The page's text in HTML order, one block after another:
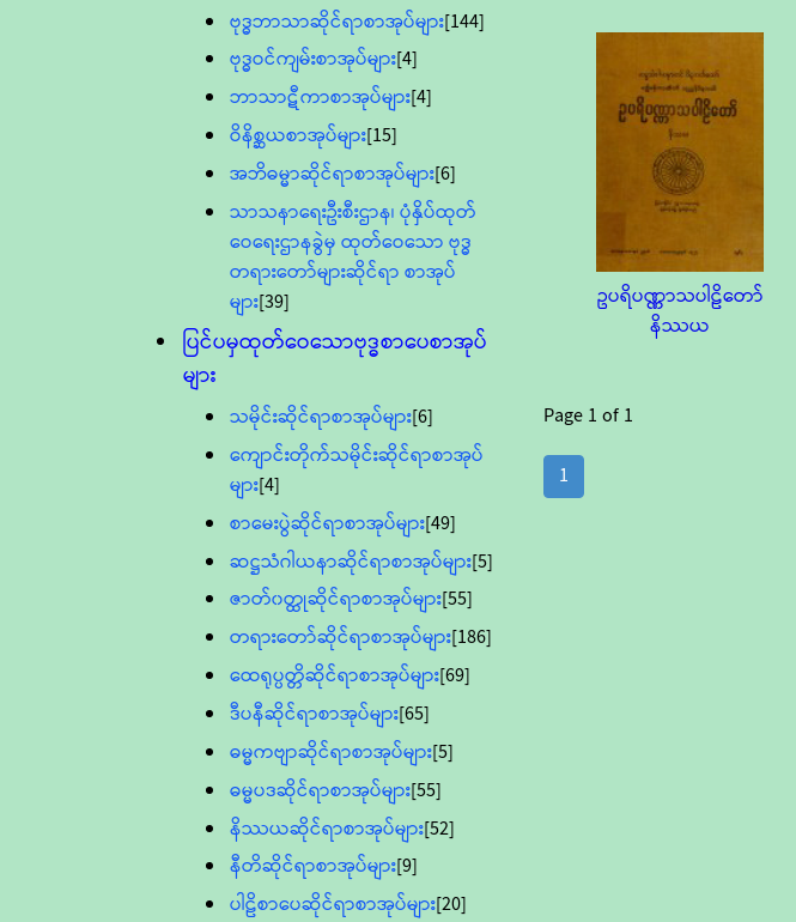
ဗုဒ္ဓဘာသာဆိုင်ရာစာအုပ်များ[144]
ဗုဒ္ဓဝင်ကျမ်းစာအုပ်များ[4]
ဘာသာဋီကာစာအုပ်များ[4]
ဝိနိစ္ဆယစာအုပ်များ[15]
အဘိဓမ္မာဆိုင်ရာစာအုပ်များ[6]
သာသနာရေးဦးစီးဌာန၊ ပုံနှိပ်ထုတ်
ဝေရေးဌာနခွဲမှ ထုတ်ဝေသော ဗုဒ္ဓ
တရားတော်များဆိုင်ရာ စာအုပ်
များ[39]
ပြင်ပမှထုတ်ဝေသောဗုဒ္ဓစာပေစာအုပ်
များ
သမိုင်းဆိုင်ရာစာအုပ်များ[6]
ကျောင်းတိုက်သမိုင်းဆိုင်ရာစာအုပ်
များ[4]
စာမေးပွဲဆိုင်ရာစာအုပ်များ[49]
ဆဋ္ဌသံဂါယနာဆိုင်ရာစာအုပ်များ[5]
ဇာတ်၀တ္ထုဆိုင်ရာစာအုပ်များ[55]
တရားတော်ဆိုင်ရာစာအုပ်များ[186]
ထေရုပ္ပတ္တိဆိုင်ရာစာအုပ်များ[69]
ဒီပနီဆိုင်ရာစာအုပ်များ[65]
ဓမ္မကဗျာဆိုင်ရာစာအုပ်များ[5]
ဓမ္မပဒဆိုင်ရာစာအုပ်များ[55]
နိဿယဆိုင်ရာစာအုပ်များ[52]
နီတိဆိုင်ရာစာအုပ်များ[9]
ပါဠိစာပေဆိုင်ရာစာအုပ်များ[20]
ဥပရိပဏ္ဏာသပါဠိတော်
နိဿယ
Page1 of1
1